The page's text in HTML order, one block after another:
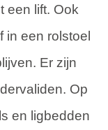
een lift. Ook
in een rolstoel
Er zijn
Op
en ligbedden